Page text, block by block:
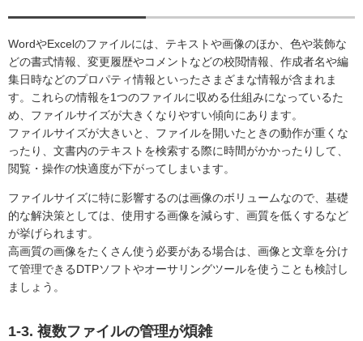
WordやExcelのファイルには、テキストや画像のほか、色や装飾な
どの書式情報、変更履歴やコメントなどの校閲情報、作成者名や編
集日時などのプロパティ情報といったさまざまな情報が含まれま
す。これらの情報を1つのファイルに収める仕組みになっているた
め、ファイルサイズが大きくなりやすい傾向にあります。
ファイルサイズが大きいと、ファイルを開いたときの動作が重くな
ったり、文書内のテキストを検索する際に時間がかかったりして、
閲覧・操作の快適度が下がってしまいます。
ファイルサイズに特に影響するのは画像のボリュームなので、基礎
的な解決策としては、使用する画像を減らす、画質を低くするなど
が挙げられます。
高画質の画像をたくさん使う必要がある場合は、画像と文章を分け
て管理できるDTPソフトやオーサリングツールを使うことも検討し
ましょう。
1-3. 複数ファイルの管理が煩雑